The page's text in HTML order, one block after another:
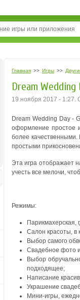
Главная >> Игры >>
Dream Wedding
19 ноября 2017 - 1:27.
Dream Wedding Day -
оформление простое
более
простыми
Эта игра отображает
учесть все мелочи,
Режимы:
Парикмахерская,
Салон красоты, в
Выбор самого
Свадебное фото
Выбор
подходящее;
Написание
Украшение
Мини-игры,